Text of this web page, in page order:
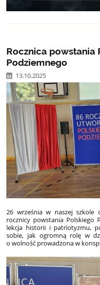
Rocznica powstania
Podziemnego
13.10.2025
26 września w naszej szkole
rocznicy powstania Polskiego
lekcja historii i patriotyzmu,
sobie, jak ogromną rolę w
o wolność prowadzona w